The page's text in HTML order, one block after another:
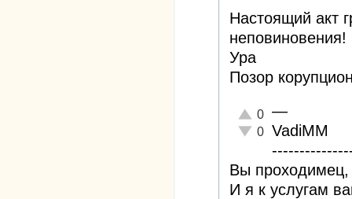
Настоящий акт
неповиновения!
Ура
Позор
Отлично!
0
Неадекватно!
0
—
VadiMM
Вы проходимец,
И я к услугам